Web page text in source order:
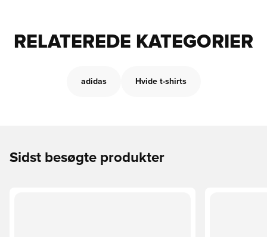
RELATEREDE KATEGORIER
adidas Hvide t-shirts
Sidst besøgte produkter